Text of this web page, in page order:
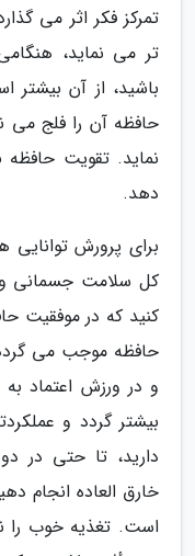
تمرکز فکر اثر می
تر می نماید،
باشید، از آن بیشتر
حافظه آن را فلج می
نماید. تقویت حافظه
دهد.
برای پرورش توانایی
کل سلامت جسمانی
کنید که در موفقیت
حافظه موجب می گردد
و در ورزش اعتماد
بیشتر گردد و
دارید، تا حتی در
خارق العاده انجام
است. تغذیه خوب را